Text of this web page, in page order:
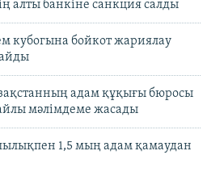
алты банкіне санкция салды
кубогына бойкот жариялау
адам құқығы бюросы
мәлімдеме жасады
1,5 мың адам қамаудан